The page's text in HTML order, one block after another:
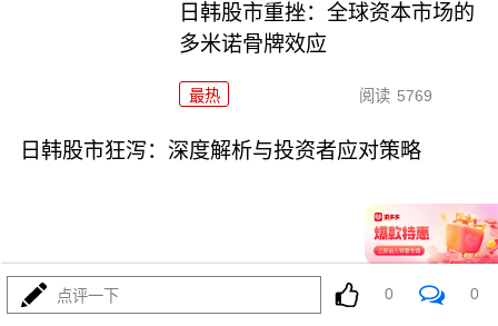
日韩股市重挫：全球资本市场的
多米诺骨牌效应
最热 阅读 5769
日韩股市狂泻：深度解析与投资者应对策略
最热 5310 07-16
点评一下 0 0